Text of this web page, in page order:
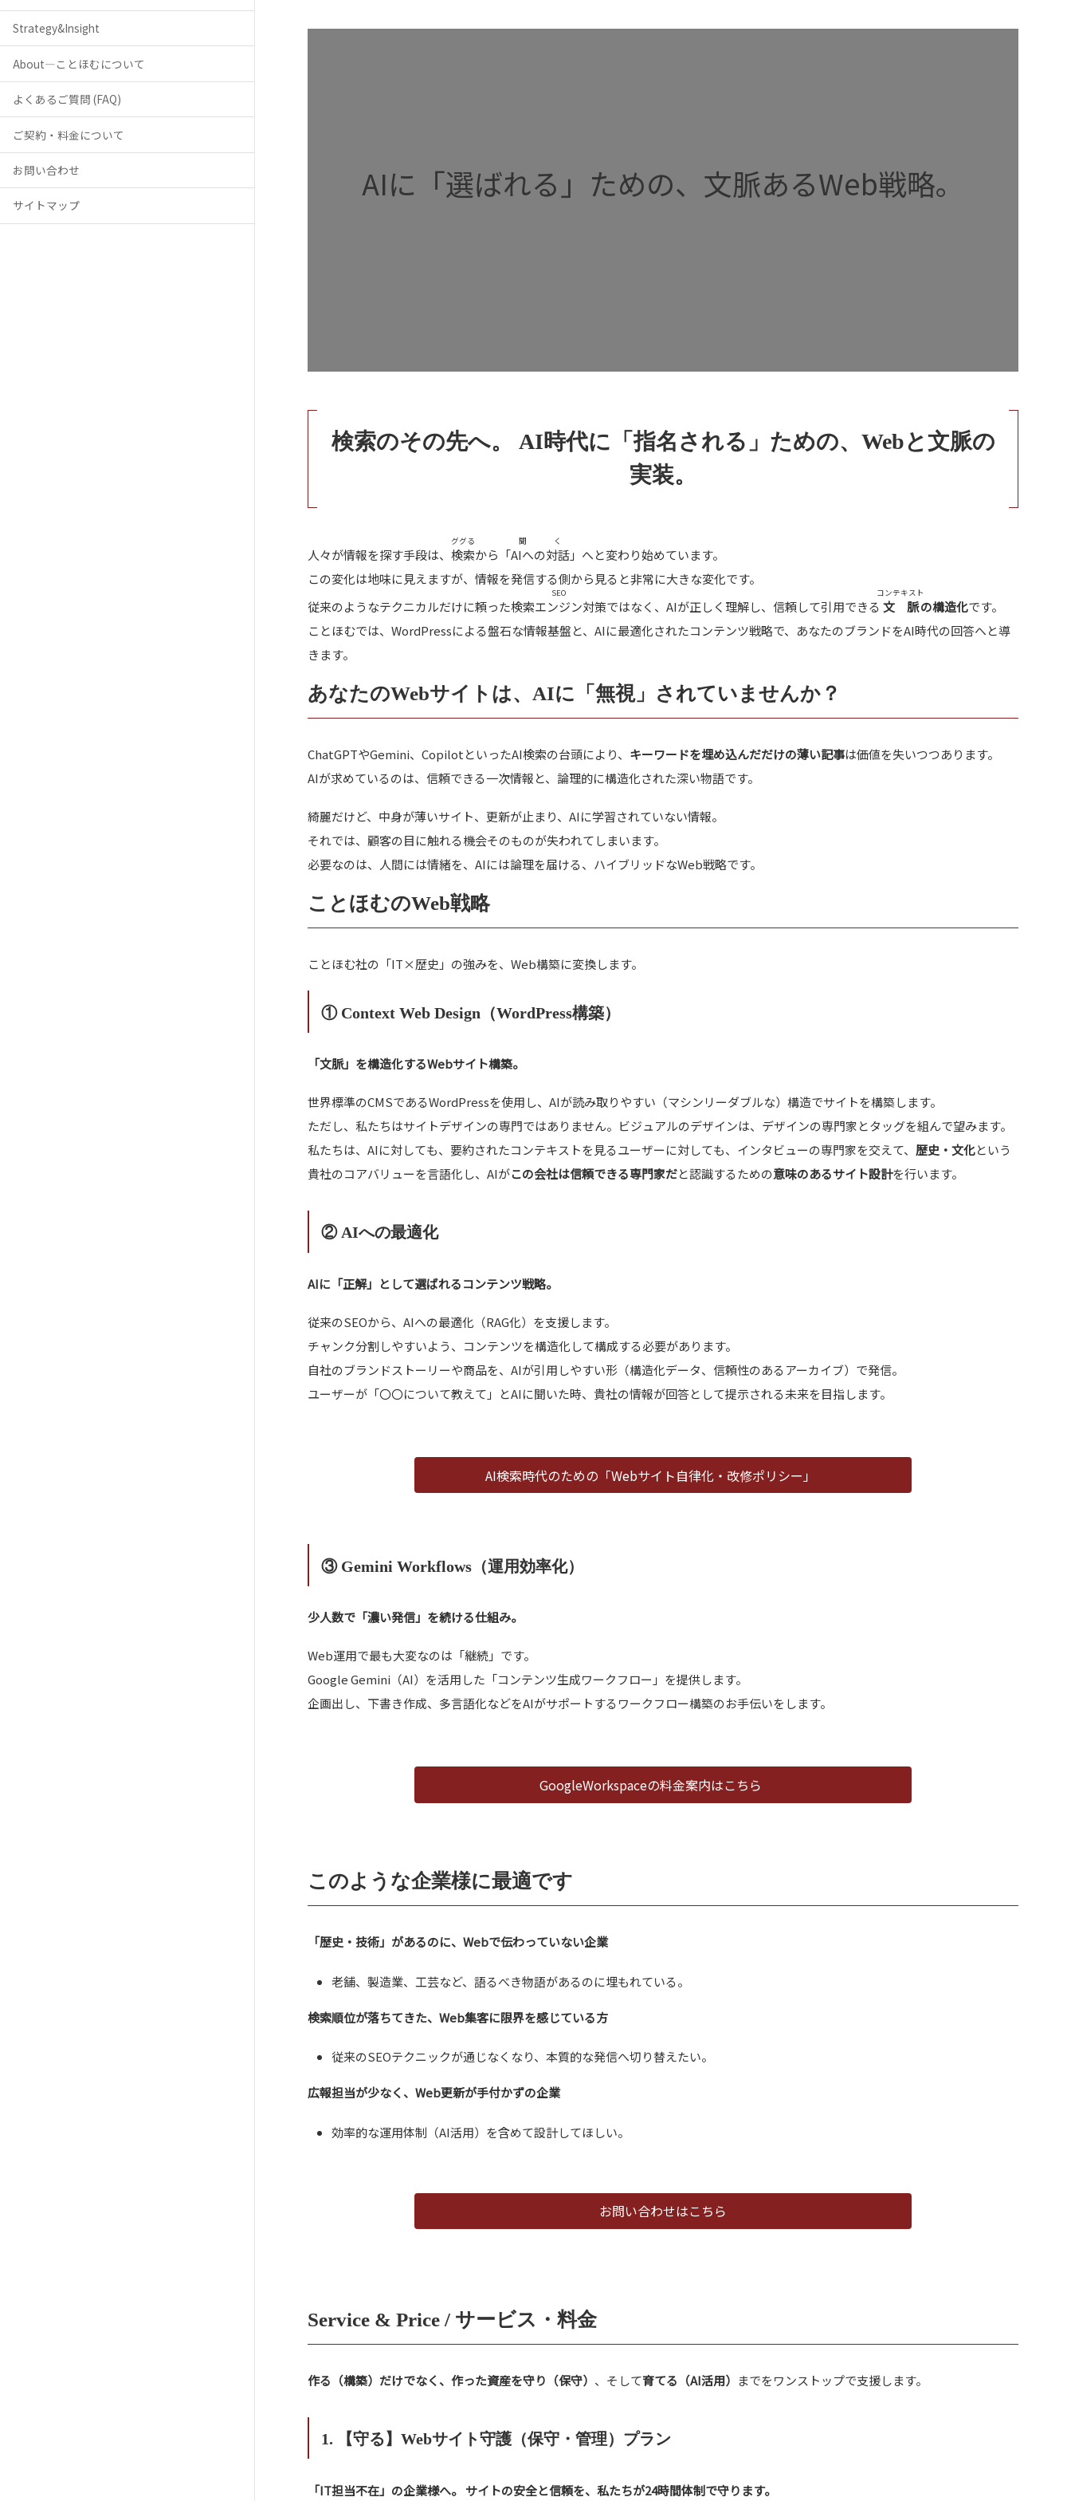
Strategy&Insight
About―ことほむについて
よくあるご質問 (FAQ)
ご契約・料金について
お問い合わせ
サイトマップ
1.2.3. ③ Gemini Workflows（運用効率化）
AIに「選ばれる」ための、文脈あるWeb戦略。
検索のその先へ。
AI時代に「指名される」ための、Webと文脈の
実装。
人々が情報を探す手段は、検索
ググる
から「AIへの対話
聞く
」へと変わり始めています。
この変化は地味に見えますが、情報を発信する側から見ると非常に大きな変化です。
従来のようなテクニカルだけに頼った検索エンジン対策
SEO
ではなく、AIが正しく理解し、信頼して引用できる 文脈
コンテキスト
の構造化です。
ことほむでは、WordPressによる盤石な情報基盤と、AIに最適化されたコンテンツ戦略で、あなたのブランドをAI時代の回答へと導
きます。
あなたのWebサイトは、AIに「無視」されていませんか？
ChatGPTやGemini、CopilotといったAI検索の台頭により、 キーワードを埋め込んだだけの薄い記事は価値を失いつつあります。
AIが求めているのは、信頼できる一次情報と、論理的に構造化された深い物語です。
綺麗だけど、中身が薄いサイト、更新が止まり、AIに学習されていない情報。
それでは、顧客の目に触れる機会そのものが失われてしまいます。
必要なのは、人間には情緒を、AIには論理を届ける、ハイブリッドなWeb戦略です。
ことほむのWeb戦略
ことほむ社の「IT×歴史」の強みを、Web構築に変換します。
① Context Web Design（WordPress構築）
「文脈」を構造化するWebサイト構築。
世界標準のCMSであるWordPressを使用し、AIが読み取りやすい（マシンリーダブルな）構造でサイトを構築します。
ただし、私たちはサイトデザインの専門ではありません。ビジュアルのデザインは、デザインの専門家とタッグを組んで望みます。
私たちは、AIに対しても、要約されたコンテキストを見るユーザーに対しても、インタビューの専門家を交えて、歴史・文化という
貴社のコアバリューを言語化し、AIがこの会社は信頼できる専門家だと認識するための意味のあるサイト設計を行います。
② AIへの最適化
AIに「正解」として選ばれるコンテンツ戦略。
従来のSEOから、AIへの最適化（RAG化）を支援します。
チャンク分割しやすいよう、コンテンツを構造化して構成する必要があります。
自社のブランドストーリーや商品を、AIが引用しやすい形（構造化データ、信頼性のあるアーカイブ）で発信。
ユーザーが「〇〇について教えて」とAIに聞いた時、貴社の情報が回答として提示される未来を目指します。
AI検索時代のための「Webサイト自律化・改修ポリシー」
③ Gemini Workflows（運用効率化）
少人数で「濃い発信」を続ける仕組み。
Web運用で最も大変なのは「継続」です。
Google Gemini（AI）を活用した「コンテンツ生成ワークフロー」を提供します。
企画出し、下書き作成、多言語化などをAIがサポートするワークフロー構築のお手伝いをします。
GoogleWorkspaceの料金案内はこちら
このような企業様に最適です
「歴史・技術」があるのに、Webで伝わっていない企業
老舗、製造業、工芸など、語るべき物語があるのに埋もれている。
検索順位が落ちてきた、Web集客に限界を感じている方
従来のSEOテクニックが通じなくなり、本質的な発信へ切り替えたい。
広報担当が少なく、Web更新が手付かずの企業
効率的な運用体制（AI活用）を含めて設計してほしい。
お問い合わせはこちら
Service & Price / サービス・料金
作る（構築）だけでなく、作った資産を守り（保守） 、そして育てる（AI活用） までをワンストップで支援します。
1. 【守る】Webサイト守護（保守・管理）プラン
「IT担当不在」の企業様へ。 サイトの安全と信頼を、私たちが24時間体制で守ります。